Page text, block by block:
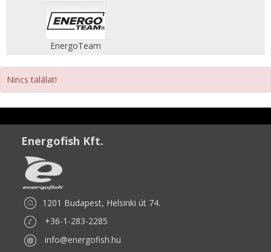
EnergoTeam
Nincs találat!
Energofish Kft.
1201 Budapest, Helsinki út 74.
+36-1-283-2285
info@energofish.hu